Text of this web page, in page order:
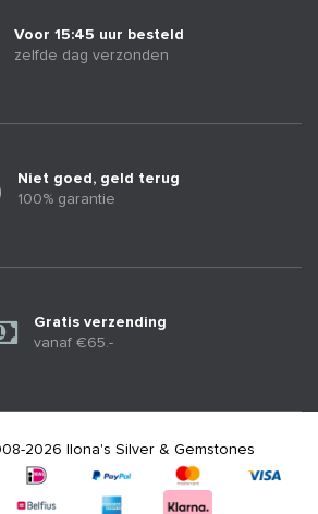
Voor 15:45 uur besteld
zelfde dag verzonden
Niet goed, geld terug
100% garantie
Gratis verzending
vanaf €65.-
2026 Ilona's Silver & Gemstones